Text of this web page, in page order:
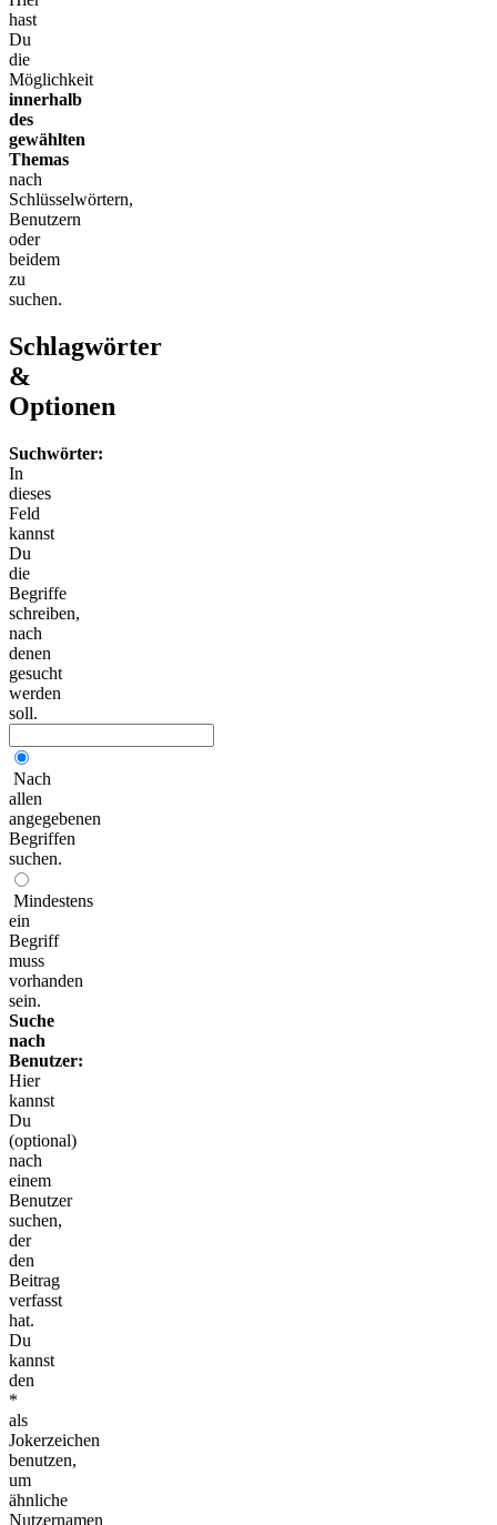
hast
Du
die
Möglichkeit
innerhalb
des
gewählten
Themas
nach
Schlüsselwörtern,
Benutzern
oder
beidem
zu
suchen.
Schlagwörter
&
Optionen
Suchwörter:
In
dieses
Feld
kannst
Du
die
Begriffe
schreiben,
nach
denen
gesucht
werden
soll.
Nach
allen
angegebenen
Begriffen
suchen.
Mindestens
ein
Begriff
muss
vorhanden
sein.
Suche
nach
Benutzer:
Hier
kannst
Du
(optional)
nach
einem
Benutzer
suchen,
der
den
Beitrag
verfasst
hat.
Du
kannst
den
*
als
Jokerzeichen
benutzen,
um
ähnliche
Nutzernamen